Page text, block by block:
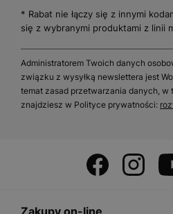
* Rabat nie łączy się z innymi
się z wybranymi produktami z linii
Administratorem Twoich danych
związku z wysyłką newslettera jest
temat zasad przetwarzania danych, w
znajdziesz w Polityce prywatności: